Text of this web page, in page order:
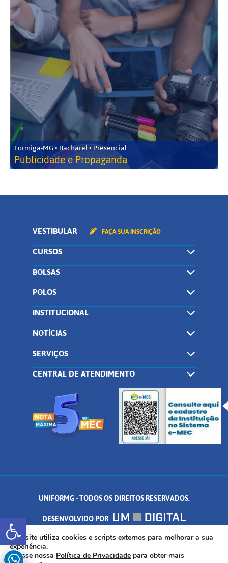
Abrir a barra de ferramentas
Formiga-MG • Bacharel • Presencial
Publicidade e Propaganda
VESTIBULAR FAÇA SUA INSCRIÇÃO
CURSOS
BOLSAS
POLOS
INSTITUCIONAL
NOTÍCIAS
SERVIÇOS
CENTRAL DE ATENDIMENTO
UNIFORMG - TODOS OS DIREITOS RESERVADOS.
DESENVOLVIDO POR
AV. DR. ARNALDO DE SENNA, 328 - PALMEIRAS, FORMIGA/MG - CEP:
35.574.530
Este site utiliza cookies e scripts externos para melhorar a sua
experiência.
Acesse nossa Política de Privacidade para obter mais